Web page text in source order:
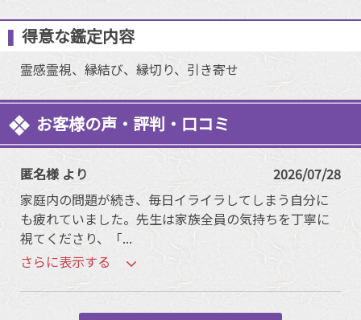
得意な鑑定内容
霊感霊視、縁結び、縁切り、引き寄せ
お客様の声・評判・口コミ
匿名様 より
2026/07/28
家庭内の問題が続き、毎日イライラしてしまう自分に
も疲れていました。先生は家族全員の気持ちを丁寧に
視てくださり、「...
さらに表示する